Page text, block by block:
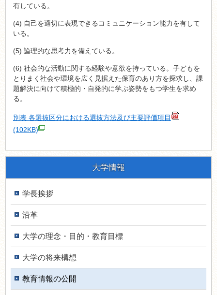
有している。
(4) 自己を適切に表現できるコミュニケーション能力を有して
いる。
(5) 論理的な思考力を備えている。
(6) 社会的な活動に関する経験や意欲を持っている。子どもを
とりまく社会や環境を広く見据えた保育のあり方を探求し、課
題解決に向けて積極的・自発的に学ぶ姿勢をもつ学生を求め
る。
別表 各選抜区分における選抜方法及び主要評価項目
(102KB)
大学情報
学長挨拶
沿革
大学の理念・目的・教育目標
大学の将来構想
教育情報の公開